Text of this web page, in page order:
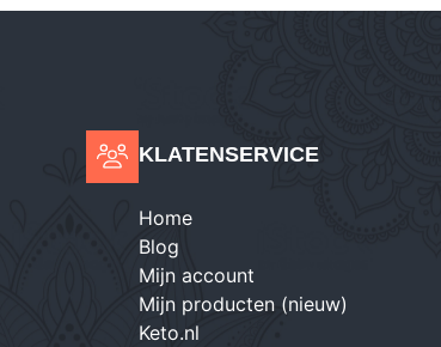
KLATENSERVICE
Home
Blog
Mijn account
Mijn producten (nieuw)
Keto.nl